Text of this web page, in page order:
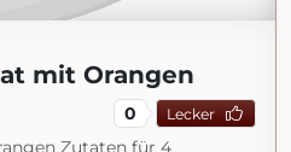
mit Orangen
0 Lecker
Zutaten für 4